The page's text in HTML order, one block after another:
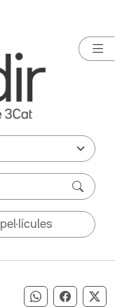
pel·lícules
Compartir